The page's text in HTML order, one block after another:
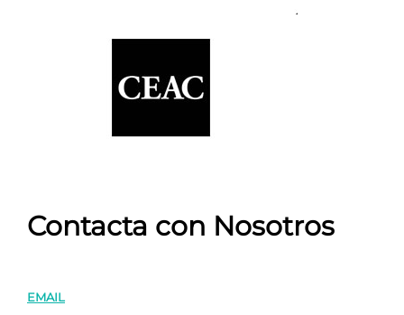
Contacta con Nosotros
EMAIL